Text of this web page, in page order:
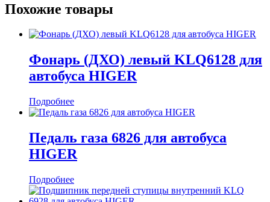
Похожие товары
Фонарь (ДХО) левый KLQ6128 для
автобуса HIGER
Подробнее
Педаль газа 6826 для автобуса
HIGER
Подробнее